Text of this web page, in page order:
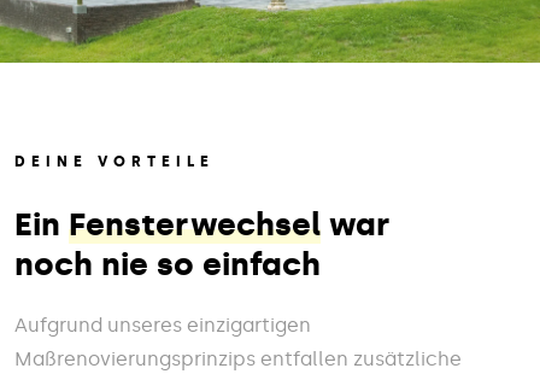
DEINE VORTEILE
Ein Fensterwechsel war
noch nie so einfach
Aufgrund unseres einzigartigen
Maßrenovierungsprinzips entfallen zusätzliche